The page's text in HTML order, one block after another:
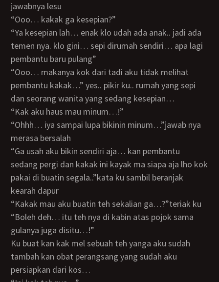
jawabnya lesu
“ooo… kakak ga kesepian?”
“ya kesepian lah… enak klo udah ada anak.. jadi ada
temen nya. klo gini… sepi dirumah sendiri… apa lagi
pembantu baru pulang”
“ooo… makanya kok dari tadi aku tidak melihat
pembantu kakak…” yes.. pikir ku.. rumah yang sepi
dan seorang wanita yang sedang kesepian…
“kak aku haus mau minum…!”
“ohhh… iya sampai lupa bikinin minum…”jawab nya
merasa bersalah
“ga usah aku bikin sendiri aja… kan pembantu
sedang pergi dan kakak ini kayak ma siapa aja lho kok
pakai di buatin segala..”kata ku sambil beranjak
kearah dapur
“kakak mau aku buatin teh sekalian ga…?”teriak ku
“boleh deh… itu teh nya di kabin atas pojok sama
gulanya juga disitu…!”
Ku buat kan kak mel sebuah teh yanga aku sudah
tambah kan obat perangsang yang sudah aku
persiapkan dari kos…